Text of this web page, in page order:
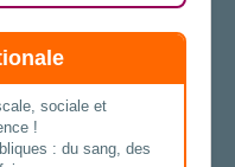
sociale et
!
: du sang, des